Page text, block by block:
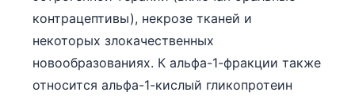
контрацептивы), некрозе тканей и
некоторых злокачественных
новообразованиях. К альфа-1-фракции также
относится альфа-1-кислый гликопротеин